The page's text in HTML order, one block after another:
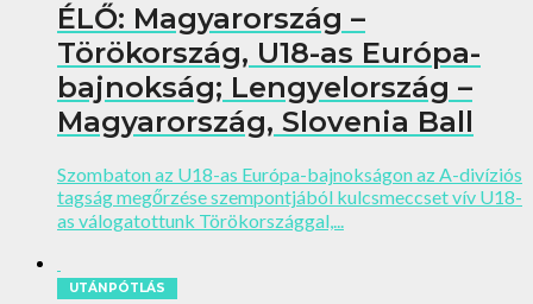
ÉLŐ: Magyarország –
Törökország, U18-as Európa-
bajnokság; Lengyelország –
Magyarország, Slovenia Ball
Szombaton az U18-as Európa-bajnokságon az A-divíziós
tagság megőrzése szempontjából kulcsmeccset vív U18-
as válogatottunk Törökországgal,...
UTÁNPÓTLÁS